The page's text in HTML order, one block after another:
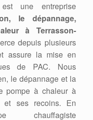
est une entreprise
le dépannage,
à Terrasson-
depuis plusieurs
assure la mise en
de PAC. Nous
le dépannage et la
pompe à chaleur à
et ses recoins. En
chauffagiste